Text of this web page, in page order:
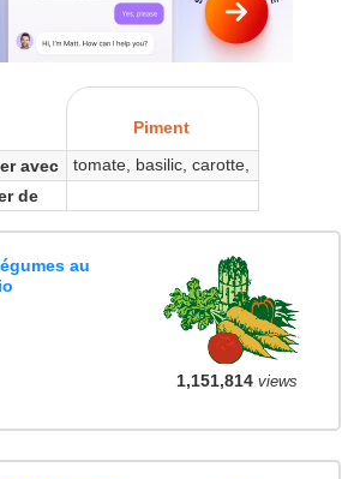
Piment
avec
tomate, basilic, carotte,
de
au
1,151,814views